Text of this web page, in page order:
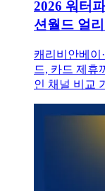
2026 워터
션월드 얼
캐리비안베이
드, 카드 제휴
인 채널 비교